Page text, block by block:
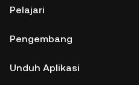
Pelajari
Pengembang
Unduh Aplikasi